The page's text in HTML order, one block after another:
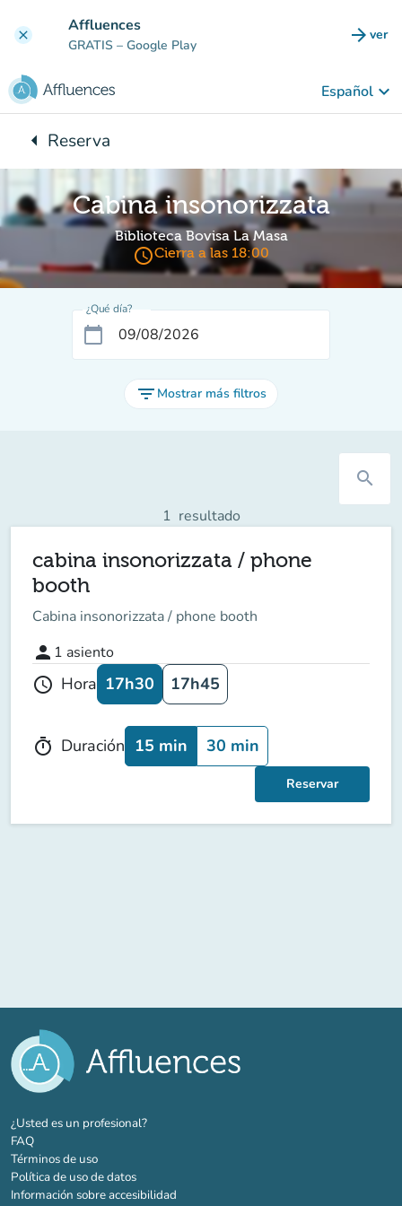
clear Affluences
GRATIS – Google Play arrow_forward ver
Español keyboard_arrow_down
arrow_leftVuelta:
Reserva
Cabina insonorizzata
Biblioteca Bovisa La Masa
access_timeCierra a las 18:00
¿Qué día?
calendar_today
filter_list Mostrar más filtros
search
1 resultado
cabina insonorizzata / phone
booth
Cabina insonorizzata / phone booth
person 1 asiento
schedule Hora 17h30 17h45
timer Duración 15 min 30 min
Reservar
¿Usted es un profesional?(nueva pestaña)
FAQ
Términos de uso
Política de uso de datos
Información sobre accesibilidad